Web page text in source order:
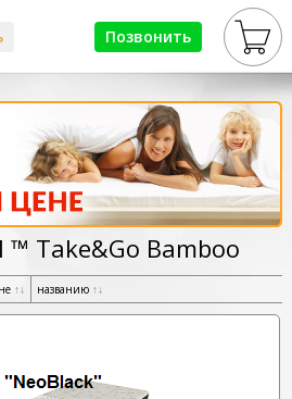
Позвонить
Take&Go Bamboo
↑↓ названию ↑↓